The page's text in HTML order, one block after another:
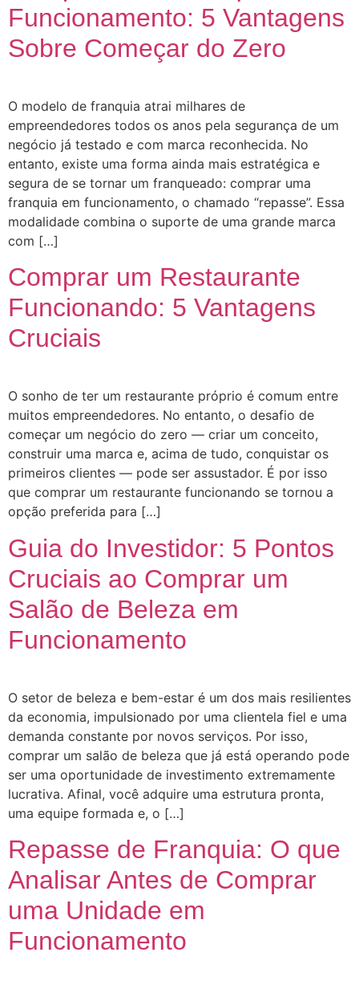
Funcionamento: 5 Vantagens
Sobre Começar do Zero
O modelo de franquia atrai milhares de
empreendedores todos os anos pela segurança de um
negócio já testado e com marca reconhecida. No
entanto, existe uma forma ainda mais estratégica e
segura de se tornar um franqueado: comprar uma
franquia em funcionamento, o chamado “repasse”. Essa
modalidade combina o suporte de uma grande marca
com […]
Comprar um Restaurante
Funcionando: 5 Vantagens
Cruciais
O sonho de ter um restaurante próprio é comum entre
muitos empreendedores. No entanto, o desafio de
começar um negócio do zero — criar um conceito,
construir uma marca e, acima de tudo, conquistar os
primeiros clientes — pode ser assustador. É por isso
que comprar um restaurante funcionando se tornou a
opção preferida para […]
Guia do Investidor: 5 Pontos
Cruciais ao Comprar um
Salão de Beleza em
Funcionamento
O setor de beleza e bem-estar é um dos mais resilientes
da economia, impulsionado por uma clientela fiel e uma
demanda constante por novos serviços. Por isso,
comprar um salão de beleza que já está operando pode
ser uma oportunidade de investimento extremamente
lucrativa. Afinal, você adquire uma estrutura pronta,
uma equipe formada e, o […]
Repasse de Franquia: O que
Analisar Antes de Comprar
uma Unidade em
Funcionamento